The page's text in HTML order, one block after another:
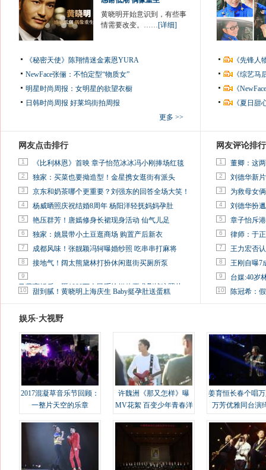
黄晓明开始意识到，有些事
情需要改变。……[详细]
《秘密天使》陈翔情迷金素恩YURA
NewFace张俪：不怕定型“物质女”
明星时尚周报：女明星的欲望衣橱
日韩时尚周报 好莱坞街拍周报
更多 >>
《先锋
《综艺
《
《夏日
网友点击排行
1 《比利林恩》首映 章子怡范冰冰冯小刚捧场红毯
2 独家：买菜也要拗造型！金星携女逛街有派头
3 京东和奶茶哪个更重要？刘强东的回答全场大笑！
4 杨威晒照庆祝结婚8周年 杨阳洋轻抚妈妈孕肚
5 艳压群芳！唐嫣修身长裙现身活动 仙气儿足
6 独家：姚晨带小土豆逛商场 购置产后新衣
7 成都风味！张靓颖冯轲曝婚纱照 吃串串打麻将
8 接地气！阔太熊黛林打扮休闲逛街买厕所泵
9
马蓉离婚后，砸1000万人民币给媒体要求删掉这照片
10 甜到腻！黄晓明上海庆生 Baby挺孕肚送蛋糕
网友评论排行
1 董卿：这
2 刘德华新
3 为救母女
4 刘德华扮
5 章子怡斥
6 律师：于
7 王力宏否
8 王刚自曝7
9 台媒:40岁
10 陈冠希：
娱乐·大视野
2017混凝草音乐节回顾：
一整片天空的乐章
许魏洲《那又怎样》曝
MV花絮 百变少年青春洋
姜育恒长春个唱
万芳优雅同台演